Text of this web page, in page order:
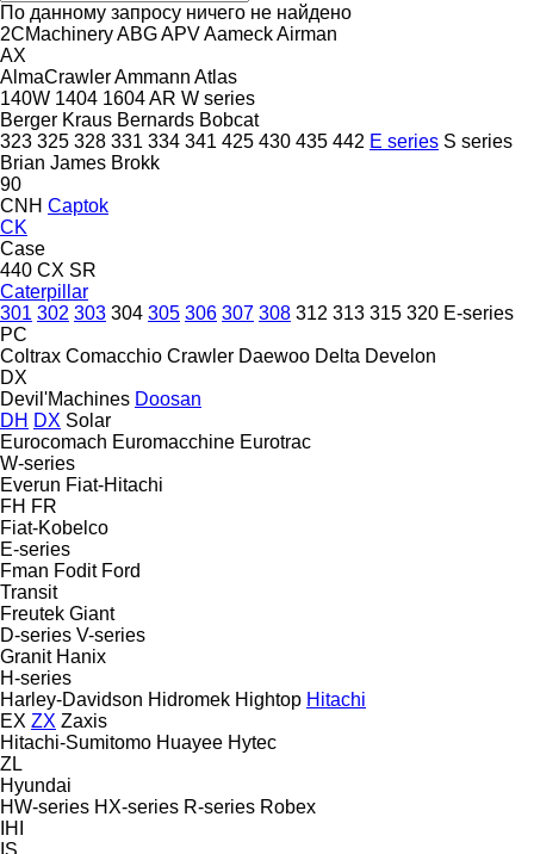
По данному запросу ничего не найдено
2CMachineryABGAPVAameckAirman
AX
AlmaCrawlerAmmann Atlas
140W 1404 1604AR W series
Berger Kraus Bernards Bobcat
323 325 328 331 334 341 425 430 435 442 E series S series
Brian James Brokk
90
CNH Captok
CK
Case
440 CX SR
Caterpillar
301 302 303 304 305 306 307 308 312 313 315 320 E-series
PC
Coltrax Comacchio Crawler Daewoo Delta Develon
DX
Devil'Machines Doosan
DH DX Solar
Eurocomach Euromacchine Eurotrac
W-series
Everun Fiat-Hitachi
FH FR
Fiat-Kobelco
E-series
Fman Fodit Ford
Transit
Freutek Giant
D-series V-series
Granit Hanix
H-series
Harley-Davidson Hidromek Hightop Hitachi
EX ZX Zaxis
Hitachi-Sumitomo Huayee Hytec
ZL
Hyundai
HW-series HX-series R-series Robex
IHI
IS